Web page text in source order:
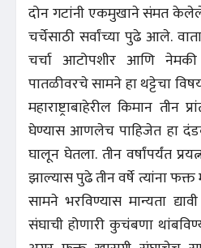
दोन गटांनी एकमुखाने संमत
चर्चेसाठी सर्वांच्या पुढे आले.
चर्चा आटोपशीर आणि
पातळीवरचे सामने हा थट्टेचा
महाराष्ट्राबाहेरील किमान तीन
घेण्यास आणलेच पाहिजेत हा
घालून घेतला. तीन वर्षांपर्यंत
झाल्यास पुढे तीन वर्षे त्यांना फक्त
सामने भरविण्यास मान्यता
संघाची होणारी कुचंबणा